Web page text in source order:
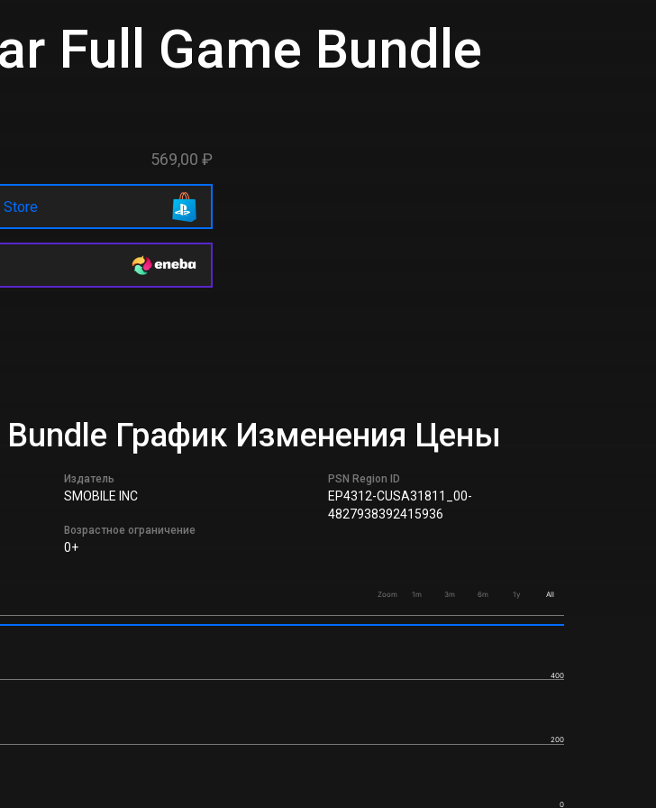
Full Game Bundle
569,00 ₽
Store
Bundle График Изменения Цены
Издатель
SMOBILE INC
Возрастное ограничение
0+
PSN Region ID
EP4312-CUSA31811_00-
4827938392415936
Zoom 1m 3m 6m 1y All
0
200
400